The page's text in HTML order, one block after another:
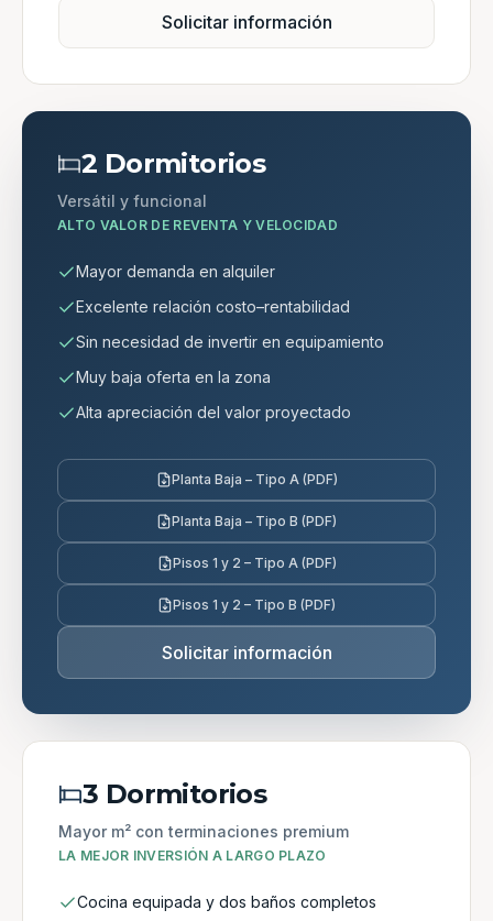
Solicitar información
2 Dormitorios
Versátil y funcional
ALTO VALOR DE REVENTA Y VELOCIDAD
Mayor demanda en alquiler
Excelente relación costo–rentabilidad
Sin necesidad de invertir en equipamiento
Muy baja oferta en la zona
Alta apreciación del valor proyectado
Planta Baja – Tipo A (PDF)
Planta Baja – Tipo B (PDF)
Pisos 1 y 2 – Tipo A (PDF)
Pisos 1 y 2 – Tipo B (PDF)
Solicitar información
3 Dormitorios
Mayor m² con terminaciones premium
LA MEJOR INVERSIÓN A LARGO PLAZO
Cocina equipada y dos baños completos